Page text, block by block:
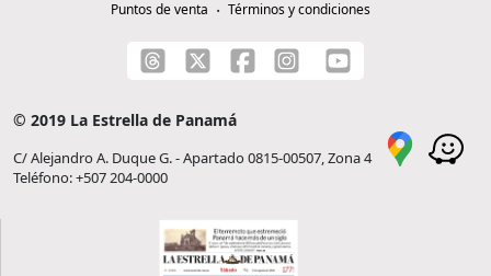
Puntos de venta
Términos y condiciones
© 2019 La Estrella de Panamá
C/ Alejandro A. Duque G. - Apartado 0815-00507, Zona 4
Teléfono: +507 204-0000